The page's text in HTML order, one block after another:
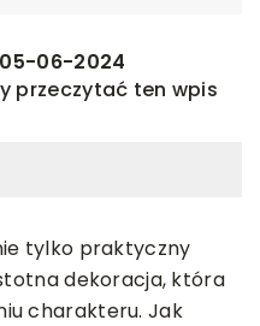
05-06-2024
przeczytać ten wpis
tylko praktyczny
dekoracja, która
charakteru. Jak